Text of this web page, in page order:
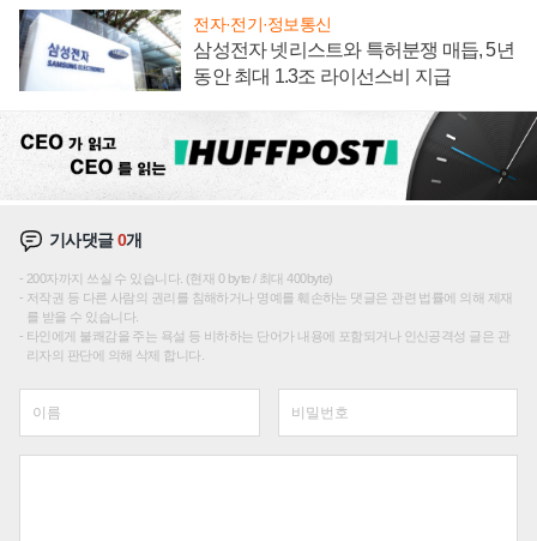
전자·전기·정보통신
삼성전자 넷리스트와 특허분쟁 매듭, 5년
동안 최대 1.3조 라이선스비 지급
기사댓글0개
200자까지 쓰실 수 있습니다. (현재 0 byte / 최대 400byte)
저작권 등 다른 사람의 권리를 침해하거나 명예를 훼손하는 댓글은 관련 법률에 의해 제재
를 받을 수 있습니다.
타인에게 불쾌감을 주는 욕설 등 비하하는 단어가 내용에 포함되거나 인신공격성 글은 관
리자의 판단에 의해 삭제 합니다.